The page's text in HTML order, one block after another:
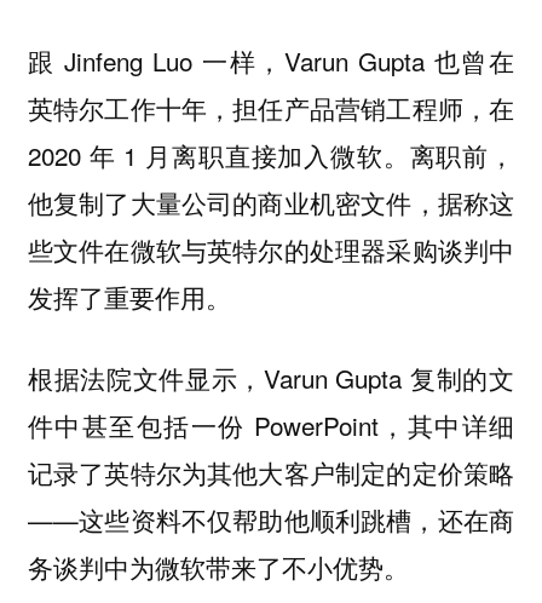
跟 Jinfeng Luo 一样，Varun Gupta 也曾在
英特尔工作十年，担任产品营销工程师，在
2020 年 1 月离职直接加入微软。离职前，
他复制了大量公司的商业机密文件，据称这
些文件在微软与英特尔的处理器采购谈判中
发挥了重要作用。
根据法院文件显示，Varun Gupta 复制的文
件中甚至包括一份 PowerPoint，其中详细
记录了英特尔为其他大客户制定的定价策略
——这些资料不仅帮助他顺利跳槽，还在商
务谈判中为微软带来了不小优势。